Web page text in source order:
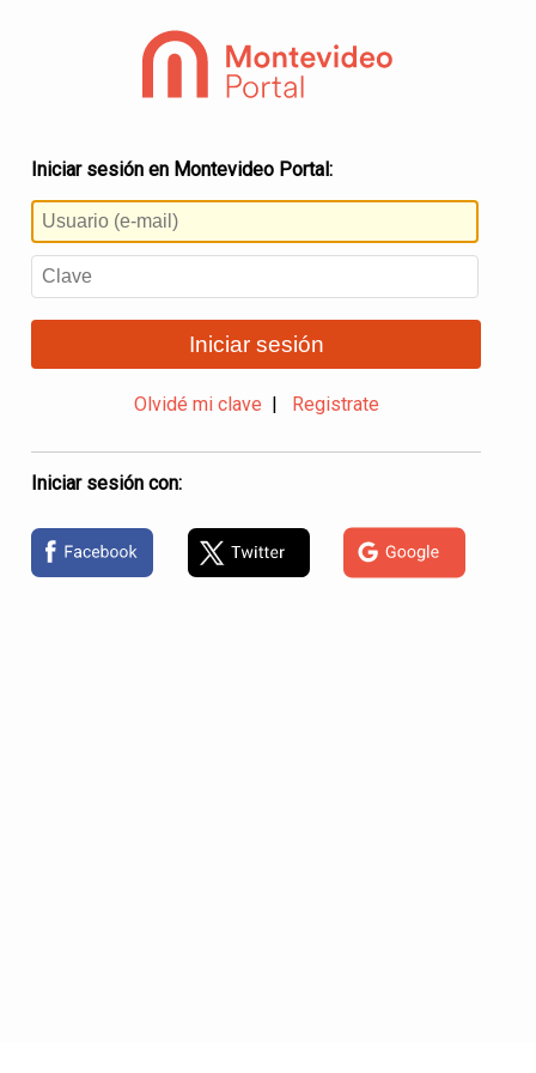
Iniciar sesión en Montevideo Portal:
Iniciar sesión
Olvidé mi clave Registrate
Iniciar sesión con: